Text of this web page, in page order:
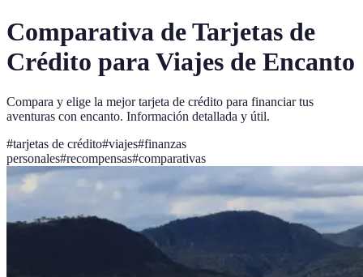
Comparativa de Tarjetas de
Crédito para Viajes de Encanto
Compara y elige la mejor tarjeta de crédito para financiar tus
aventuras con encanto. Información detallada y útil.
#tarjetas de crédito#viajes#finanzas
personales#recompensas#comparativas